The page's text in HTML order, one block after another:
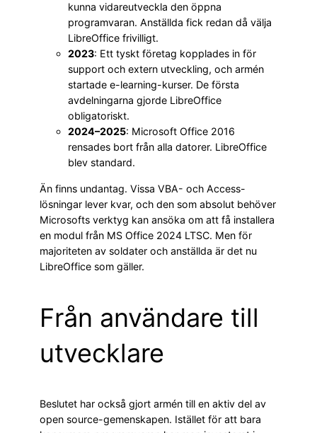
kunna vidareutveckla den öppna
programvaran. Anställda fick redan då välja
LibreOffice frivilligt.
2023: Ett tyskt företag kopplades in för
support och extern utveckling, och armén
startade e-learning-kurser. De första
avdelningarna gjorde LibreOffice
obligatoriskt.
2024–2025: Microsoft Office 2016
rensades bort från alla datorer. LibreOffice
blev standard.
Än finns undantag. Vissa VBA- och Access-
lösningar lever kvar, och den som absolut behöver
Microsofts verktyg kan ansöka om att få installera
en modul från MS Office 2024 LTSC. Men för
majoriteten av soldater och anställda är det nu
LibreOffice som gäller.
Från användare till
utvecklare
Beslutet har också gjort armén till en aktiv del av
open source-gemenskapen. Istället för att bara